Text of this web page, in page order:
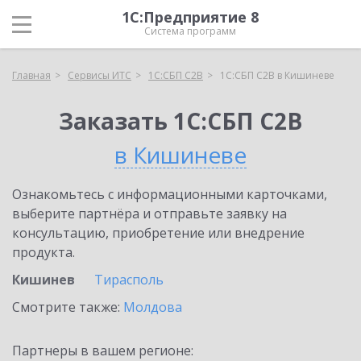
1С:Предприятие 8
Система программ
Главная Сервисы ИТС 1С:СБП C2B 1С:СБП C2B в Кишиневе
Заказать 1С:СБП C2B
в Кишиневе
Ознакомьтесь с информационными карточками,
выберите партнёра и отправьте заявку на
консультацию, приобретение или внедрение
продукта.
Кишинев
Тирасполь
Смотрите также: Молдова
Партнеры в вашем регионе: